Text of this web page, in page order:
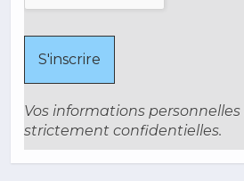
Vos informations
strictement confidentielles.